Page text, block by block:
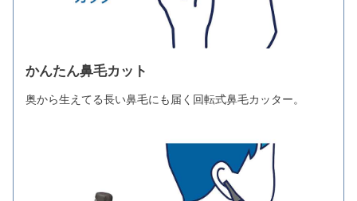
かんたん鼻毛カット
奥から生えてる長い鼻毛にも届く回転式鼻毛カッター。